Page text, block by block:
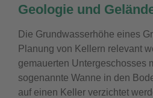
Geologie und
Die Grundwasserhöhe eines
Planung von Kellern relevant
gemauerten Untergeschosses
sogenannte Wanne in den
auf einen Keller verzichtet